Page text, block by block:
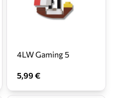
4LW Gaming 5
5,99 €